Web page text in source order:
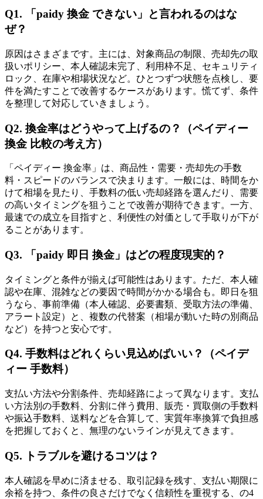
Q1. 「paidy 換金 できない」と言われるのはな
ぜ？
原因はさまざまです。主には、対象商品の制限、売却先の取
扱いポリシー、本人確認未完了、利用枠不足、セキュリティ
ロック、在庫や相場状況など。ひとつずつ状態を点検し、要
件を満たすことで改善するケースがあります。慌てず、条件
を整理して対応していきましょう。
Q2. 換金率はどうやって上げるの？（ペイディー
換金 比較の考え方）
「ペイディー 換金率」は、商品性・需要・売却先の手数
料・スピードのバランスで決まります。一般には、時間をか
けて相場を見たり、手数料の低い売却経路を選んだり、需要
の高いタイミングを狙うことで改善が期待できます。一方、
最速での成立を目指すと、利便性の対価として手取りが下が
ることがあります。
Q3. 「paidy 即日 換金」はどの程度現実的？
タイミングと条件が揃えば可能性はあります。ただ、本人確
認や在庫、混雑などの要因で時間がかかる場合も。即日を狙
うなら、事前準備（本人確認、必要書類、受取方法の準備、
アラート設定）と、複数の代替案（相場が動いた時の別商品
など）を持つと安心です。
Q4. 手数料はどれくらい見込めばいい？（ペイデ
ィー 手数料）
支払い方法や分割条件、売却経路によって異なります。支払
い方法別の手数料、分割に伴う費用、販売・買取側の手数料
や振込手数料、送料などを合算して、実質年率換算で負担感
を把握しておくと、無理のないラインが見えてきます。
Q5. トラブルを避けるコツは？
本人確認を早めに済ませる、取引記録を残す、支払い期限に
余裕を持つ、条件の良さだけでなく信頼性を重視する、の4